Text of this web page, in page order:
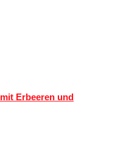
Erbeeren und